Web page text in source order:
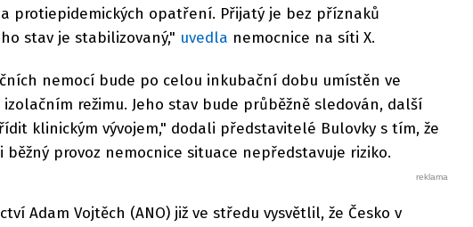
protiepidemických opatření. Přijatý je bez příznaků
stav je stabilizovaný," uvedla nemocnice na síti X.
nemocí bude po celou inkubační dobu umístěn ve
režimu. Jeho stav bude průběžně sledován, další
klinickým vývojem," dodali představitelé Bulovky s tím, že
běžný provoz nemocnice situace nepředstavuje riziko.
Adam Vojtěch (ANO) již ve středu vysvětlil, že Česko v